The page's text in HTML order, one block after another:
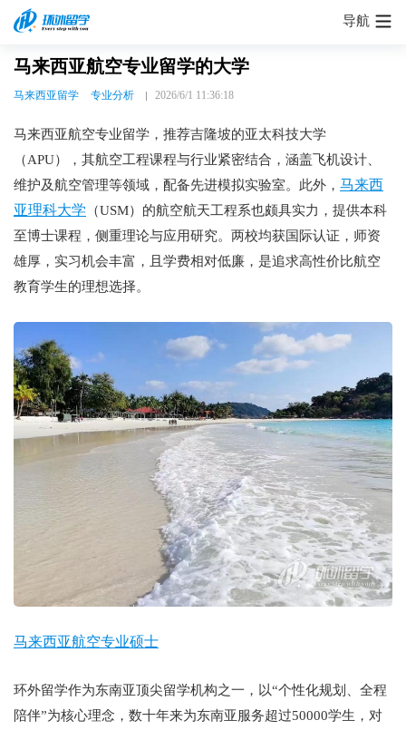
导航
马来西亚航空专业留学的大学
马来西亚留学 专业分析 2026/6/1 11:36:18
马来西亚航空专业留学，推荐吉隆坡的亚太科技大学
（APU），其航空工程课程与行业紧密结合，涵盖飞机设计、
维护及航空管理等领域，配备先进模拟实验室。此外， 马来西
亚理科大学 （USM）的航空航天工程系也颇具实力，提供本科
至博士课程，侧重理论与应用研究。两校均获国际认证，师资
雄厚，实习机会丰富，且学费相对低廉，是追求高性价比航空
教育学生的理想选择。
马来西亚航空专业硕士
环外留学作为东南亚顶尖留学机构之一，以“个性化规划、全程
陪伴”为核心理念，数十年来为东南亚服务超过50000学生，对